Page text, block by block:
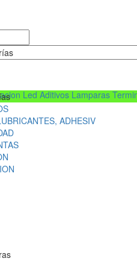
Led Aditivos Lamparas
ADHESIV